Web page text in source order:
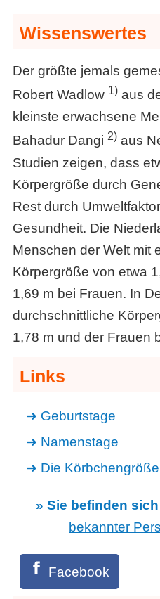
Wissenswertes
Der größte jemals
Robert Wadlow 1)aus
kleinste erwachsene
Bahadur Dangi 2)aus
Studien zeigen, dass
Körpergröße durch
Rest durch
Gesundheit. Die
Menschen der Welt mit
Körpergröße von etwa
1,69 m bei Frauen. In
durchschnittliche
1,78 m und der Frauen
Links
Geburtstage
Namenstage
Die Körbchengröße
» Sie befinden
bekannter
Facebook